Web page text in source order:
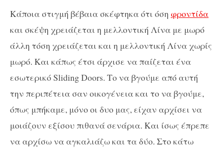
Κάποια στιγμή βέβαια σκέφτηκα ότι όση φροντίδα
και σκέψη χρειάζεται η μελλοντική Λίνα με μωρό
άλλη τόση χρειάζεται και η μελλοντική Λίνα χωρίς
μωρό. Και κάπως έτσι άρχισε να παίζεται ένα
εσωτερικό Sliding Doors. Το να βγούμε από αυτή
την περιπέτεια σαν οικογένεια και το να βγούμε,
όπως μπήκαμε, μόνο οι δυο μας, είχαν αρχίσει να
μοιάζουν εξίσου πιθανά σενάρια. Και ίσως έπρεπε
να αρχίσω να αγκαλιάζω και τα δύο. Στο κάτω